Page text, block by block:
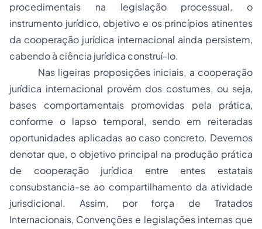
procedimentais na legislação processual, o
instrumento jurídico, objetivo e os princípios atinentes
da cooperação jurídica internacional ainda persistem,
cabendo à ciência jurídica construí-lo.
Nas ligeiras proposições iniciais, a cooperação
jurídica internacional provém dos costumes, ou seja,
bases comportamentais promovidas pela prática,
conforme o lapso temporal, sendo em reiteradas
oportunidades aplicadas ao caso concreto. Devemos
denotar que, o objetivo principal na produção prática
de cooperação jurídica entre entes estatais
consubstancia-se ao compartilhamento da atividade
jurisdicional. Assim, por força de Tratados
Internacionais, Convenções e legislações internas que